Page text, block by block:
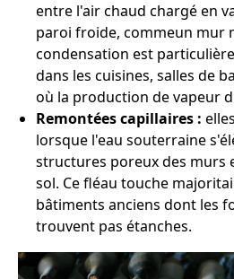
entre l'air chaud chargé en
paroi froide, commeun mur
condensation est
dans les cuisines, salles de
où la production de vapeur
Remontées capillaires :
lorsque l'eau souterraine
structures poreux des murs
sol. Ce fléau touche
bâtiments anciens dont les
trouvent pas étanches.